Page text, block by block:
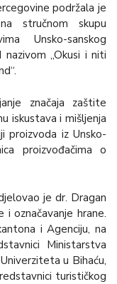
podržala je
stručnom skupu
Unsko-sanskog
„Okusi i niti
značaja zaštite
iskustava i mišljenja
proizvoda iz Unsko-
proizvođačima o
je dr. Dragan
i označavanje hrane.
i Agenciju, na
Ministarstva
u Bihaću,
turističkog